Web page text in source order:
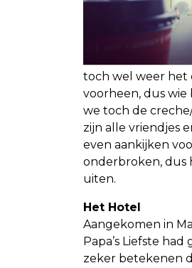
toch wel weer het
voorheen, dus wie
we toch de
zijn alle vriendjes
even aankijken
onderbroken, dus
uiten.
Het Hotel
Aangekomen in
Papa’s Liefste
zeker betekenen